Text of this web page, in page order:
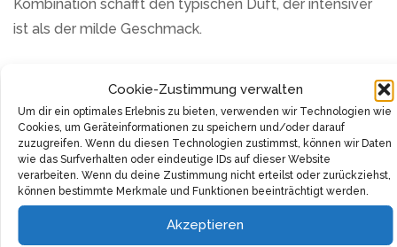
Cookie-Zustimmung verwalten
Um dir ein optimales Erlebnis zu bieten, verwenden wir Technologien wie
Cookies, um Geräteinformationen zu speichern und/oder darauf
zuzugreifen. Wenn du diesen Technologien zustimmst, können wir Daten
wie das Surfverhalten oder eindeutige IDs auf dieser Website
verarbeiten. Wenn du deine Zustimmung nicht erteilst oder zurückziehst,
können bestimmte Merkmale und Funktionen beeinträchtigt werden.
Akzeptieren
Kombination schafft den typischen Duft, der intensiver
ist als der milde Geschmack.
biologischem Anbau und wird in Saarbrücken
hergestellt. Sie kommt ohne künstliche Zusätze,
Geschmacksverstärker oder Rieselhilfen aus. Das
Produkt ist unbestrahlt und gentechnikfrei – ein reines
Bio-Gewürz.
Die handverlesenen Zutaten bezieht RIMOCO von